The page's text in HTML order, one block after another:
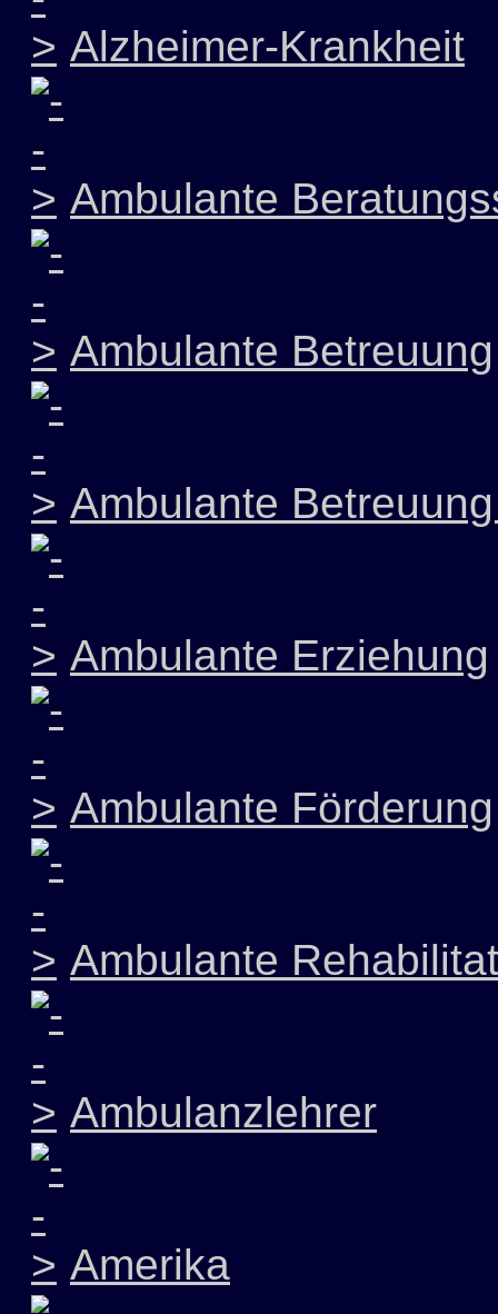
Alzheimer-Krankheit
Ambulante
Ambulante Betreuung
Ambulante
Ambulante Erziehung
Ambulante Förderung
Ambulante
Ambulanzlehrer
Amerika